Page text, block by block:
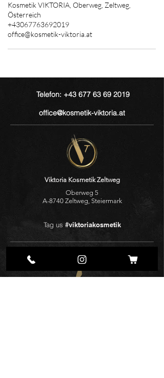
Kosmetik VIKTORIA, Oberweg, Zeltweg,
Österreich
+43067763692019
office@kosmetik-viktoria.at
Telefon: +43 677 63 69 2019
office@kosmetik-viktoria.at
Viktoria Kosmetik Zeltweg
Oberweg 5
A-8740 Zeltweg, Steiermark
Tag us #viktoriakosmetik